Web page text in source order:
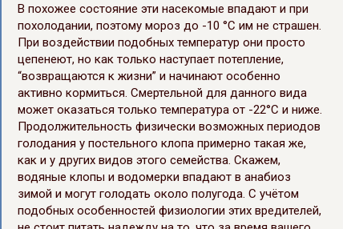
В похожее состояние эти насекомые впадают и при
похолодании, поэтому мороз до -10 °C им не страшен.
При воздействии подобных температур они просто
цепенеют, но как только наступает потепление,
“возвращаются к жизни” и начинают особенно
активно кормиться. Смертельной для данного вида
может оказаться только температура от -22°C и ниже.
Продолжительность физически возможных периодов
голодания у постельного клопа примерно такая же,
как и у других видов этого семейства. Скажем,
водяные клопы и водомерки впадают в анабиоз
зимой и могут голодать около полугода. С учётом
подобных особенностей физиологии этих вредителей,